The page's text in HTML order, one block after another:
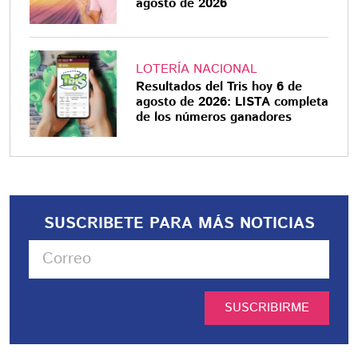
LOTERÍA NACIONAL
Resultados del Tris hoy 6 de
agosto de 2026: LISTA completa
de los números ganadores
SUSCRIBETE PARA MÁS NOTICIAS
SUSCRIBIRME